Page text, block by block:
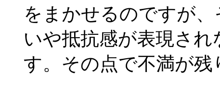
をまかせるのですが
いや抵抗感が表現さ
す。その点で不満が残